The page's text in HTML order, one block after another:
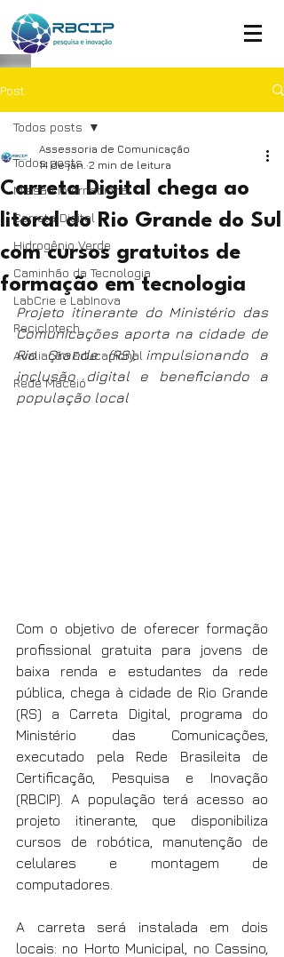
Post
Todos posts
Missão Internacional
Carreta Digital
Hidrogênio Verde
Caminhão da Tecnologia
LabCrie e LabInova
Reciclotech
Avaliação Educacional
Rede Maceió
Todos posts
Carreta Digital chega ao
litoral do Rio Grande do Sul
com cursos gratuitos de
formação em tecnologia
Assessoria de Comunicação
14 de jan. 2 min de leitura
Projeto itinerante do Ministério das
Comunicações aporta na cidade de
Rio Grande (RS), impulsionando a
inclusão digital e beneficiando a
população local
Com o objetivo de oferecer formação
profissional gratuita para jovens de
baixa renda e estudantes da rede
pública, chega à cidade de Rio Grande
(RS) a Carreta Digital, programa do
Ministério das Comunicações,
executado pela Rede Brasileita de
Certificação, Pesquisa e Inovação
(RBCIP). A população terá acesso ao
projeto itinerante, que disponibiliza
cursos de robótica, manutenção de
celulares e montagem de
computadores.
A carreta será instalada em dois
locais: no Horto Municipal, no Cassino,